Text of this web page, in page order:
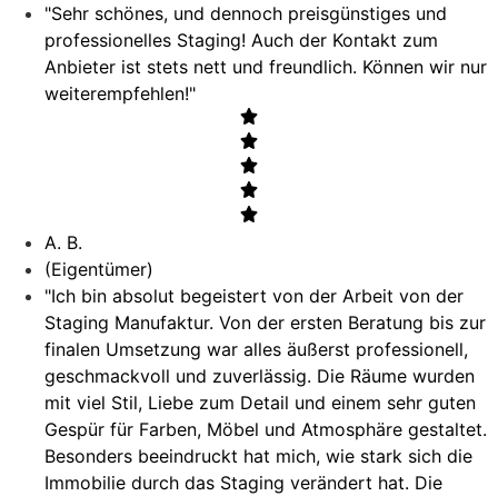
"Sehr schönes, und dennoch preisgünstiges und
professionelles Staging! Auch der Kontakt zum
Anbieter ist stets nett und freundlich. Können wir nur
weiterempfehlen!"
A. B.
(Eigentümer)
"Ich bin absolut begeistert von der Arbeit von der
Staging Manufaktur. Von der ersten Beratung bis zur
finalen Umsetzung war alles äußerst professionell,
geschmackvoll und zuverlässig. Die Räume wurden
mit viel Stil, Liebe zum Detail und einem sehr guten
Gespür für Farben, Möbel und Atmosphäre gestaltet.
Besonders beeindruckt hat mich, wie stark sich die
Immobilie durch das Staging verändert hat. Die